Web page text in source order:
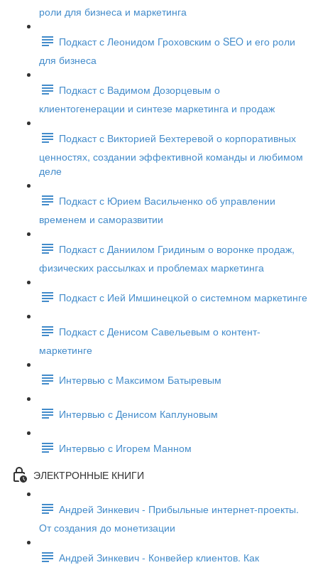
роли для бизнеса и маркетинга
Подкаст с Леонидом Гроховским о SEO и его роли
для бизнеса
Подкаст с Вадимом Дозорцевым о
клиентогенерации и синтезе маркетинга и продаж
Подкаст с Викторией Бехтеревой о корпоративных
ценностях, создании эффективной команды и любимом
деле
Подкаст с Юрием Васильченко об управлении
временем и саморазвитии
Подкаст с Даниилом Гридиным о воронке продаж,
физических рассылках и проблемах маркетинга
Подкаст с Ией Имшинецкой о системном маркетинге
Подкаст с Денисом Савельевым о контент-
маркетинге
Интервью с Максимом Батыревым
Интервью с Денисом Каплуновым
Интервью с Игорем Манном
ЭЛЕКТРОННЫЕ КНИГИ
Андрей Зинкевич - Прибыльные интернет-проекты.
От создания до монетизации
Андрей Зинкевич - Конвейер клиентов. Как